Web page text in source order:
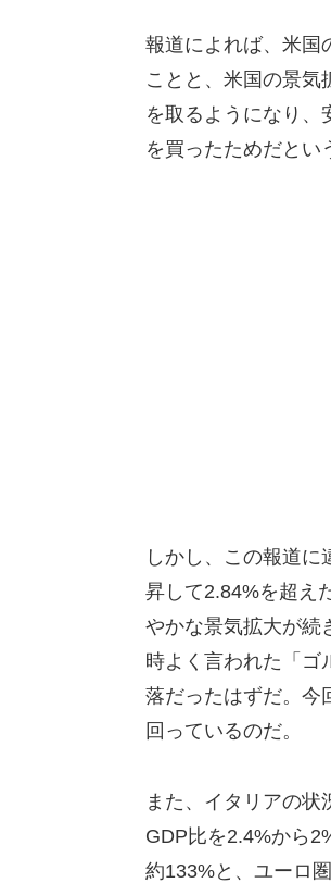
報道によれば、米国
ことと、米国の景気
を取るようになり、
を買ったためだとい
しかし、この報道
昇して2.84%を超え
やかな景気拡大が続
時よく言われた「ゴ
落だったはずだ。今
回っているのだ。
また、イタリアの
GDP比を2.4%から
約133%と、ユーロ